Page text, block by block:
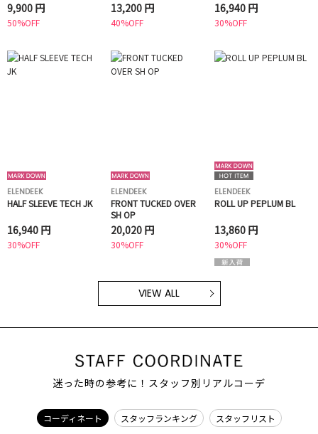
9,900 円
50%OFF
13,200 円
40%OFF
16,940 円
30%OFF
ELENDEEK
HALF SLEEVE TECH JK
16,940 円
30%OFF
ELENDEEK
FRONT TUCKED OVER
SH OP
20,020 円
30%OFF
ELENDEEK
ROLL UP PEPLUM BL
13,860 円
30%OFF
VIEW ALL
迷った時の参考に！スタッフ別リアルコーデ
コーディネート スタッフランキング スタッフリスト